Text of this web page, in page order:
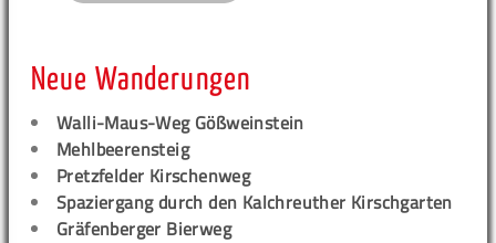
Neue Wanderungen
Walli-Maus-Weg Gößweinstein
Mehlbeerensteig
Pretzfelder Kirschenweg
Spaziergang durch den Kalchreuther Kirschgarten
Gräfenberger Bierweg